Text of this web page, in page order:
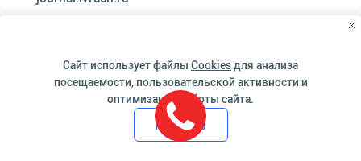
(Голосов: 2, Рейтинг: 4.5)
Сайт использует файлы Cookiesдля анализа
посещаемости, пользовательской активности и
оптимизации работы сайта.
Принять